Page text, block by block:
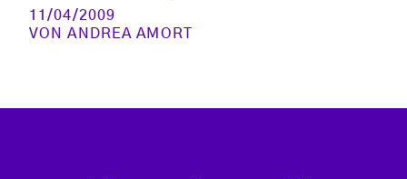
11/04/2009
VONANDREA AMORT